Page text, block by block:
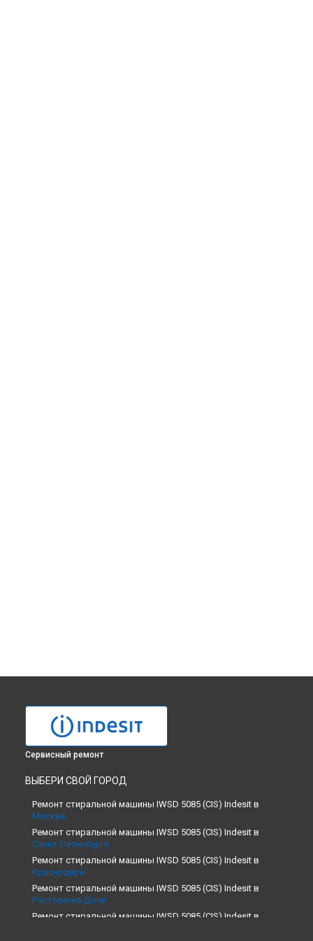
Сервисный ремонт
ВЫБЕРИ СВОЙ ГОРОД
Ремонт стиральной машины IWSD 5085 (CIS) Indesit в
Москве
Ремонт стиральной машины IWSD 5085 (CIS) Indesit в
Санкт-Петербурге
Ремонт стиральной машины IWSD 5085 (CIS) Indesit в
Краснодаре
Ремонт стиральной машины IWSD 5085 (CIS) Indesit в
Ростове-на-Дону
Ремонт стиральной машины IWSD 5085 (CIS) Indesit в